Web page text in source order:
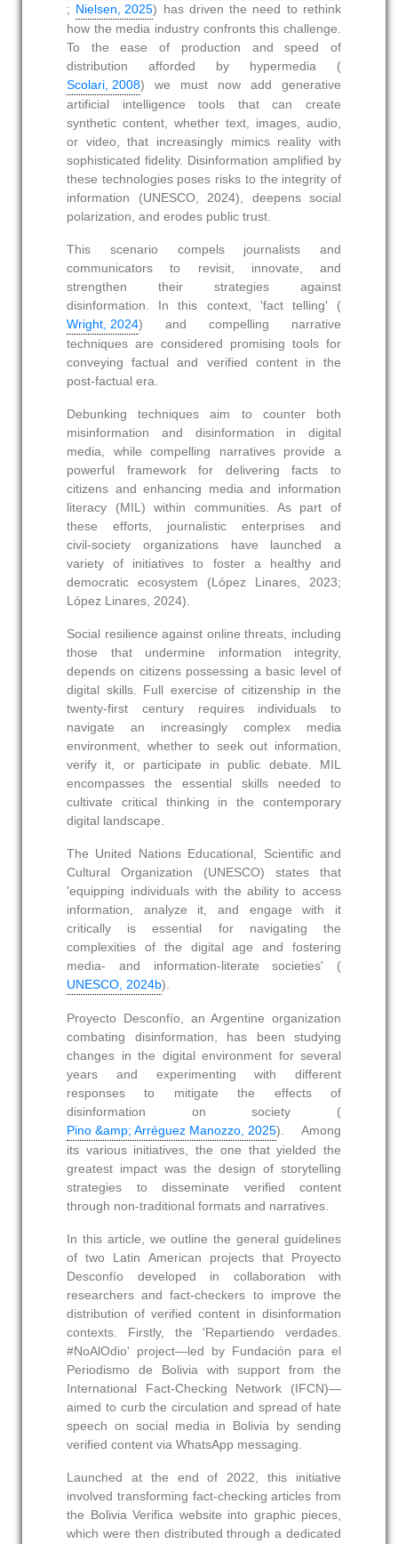
; Nielsen, 2025) has driven the need to rethink
how the media industry confronts this challenge.
To the ease of production and speed of
distribution afforded by hypermedia (
Scolari, 2008) we must now add generative
artificial intelligence tools that can create
synthetic content, whether text, images, audio,
or video, that increasingly mimics reality with
sophisticated fidelity. Disinformation amplified by
these technologies poses risks to the integrity of
information (UNESCO, 2024), deepens social
polarization, and erodes public trust.
This scenario compels journalists and
communicators to revisit, innovate, and
strengthen their strategies against
disinformation. In this context, 'fact telling' (
Wright, 2024) and compelling narrative
techniques are considered promising tools for
conveying factual and verified content in the
post‑factual era.
Debunking techniques aim to counter both
misinformation and disinformation in digital
media, while compelling narratives provide a
powerful framework for delivering facts to
citizens and enhancing media and information
literacy (MIL) within communities. As part of
these efforts, journalistic enterprises and
civil‑society organizations have launched a
variety of initiatives to foster a healthy and
democratic ecosystem (López Linares, 2023;
López Linares, 2024).
Social resilience against online threats, including
those that undermine information integrity,
depends on citizens possessing a basic level of
digital skills. Full exercise of citizenship in the
twenty‑first century requires individuals to
navigate an increasingly complex media
environment, whether to seek out information,
verify it, or participate in public debate. MIL
encompasses the essential skills needed to
cultivate critical thinking in the contemporary
digital landscape.
The United Nations Educational, Scientific and
Cultural Organization (UNESCO) states that
'equipping individuals with the ability to access
information, analyze it, and engage with it
critically is essential for navigating the
complexities of the digital age and fostering
media‑ and information‑literate societies' (
UNESCO, 2024b).
Proyecto Desconfío, an Argentine organization
combating disinformation, has been studying
changes in the digital environment for several
years and experimenting with different
responses to mitigate the effects of
disinformation on society (
Pino &amp; Arréguez Manozzo, 2025). Among
its various initiatives, the one that yielded the
greatest impact was the design of storytelling
strategies to disseminate verified content
through non‑traditional formats and narratives.
In this article, we outline the general guidelines
of two Latin American projects that Proyecto
Desconfío developed in collaboration with
researchers and fact‑checkers to improve the
distribution of verified content in disinformation
contexts. Firstly, the 'Repartiendo verdades.
#NoAlOdio' project—led by Fundación para el
Periodismo de Bolivia with support from the
International Fact‑Checking Network (IFCN)—
aimed to curb the circulation and spread of hate
speech on social media in Bolivia by sending
verified content via WhatsApp messaging.
Launched at the end of 2022, this initiative
involved transforming fact‑checking articles from
the Bolivia Verifica website into graphic pieces,
which were then distributed through a dedicated